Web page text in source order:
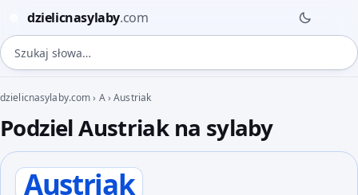
dzielicnasylaby.com
Szukaj słowa
dzielicnasylaby.com› A›Austriak
Podziel Austriak na sylaby
Austriak